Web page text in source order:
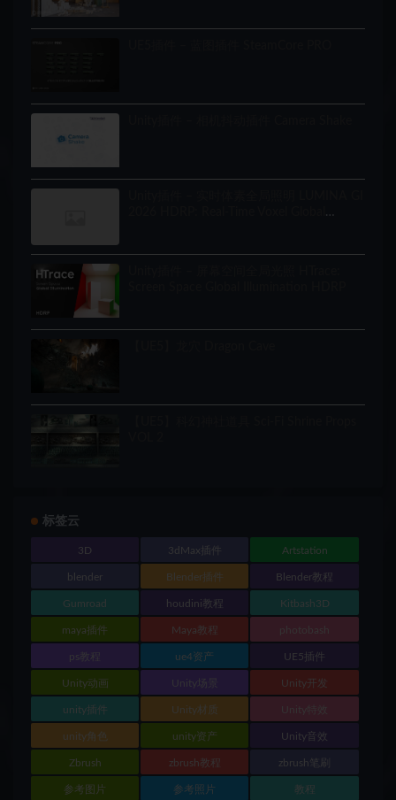
标签云
3D 3dMax插件 Artstation
blender Blender插件 Blender教程
Gumroad houdini教程 Kitbash3D
maya插件 Maya教程 photobash
ps教程 ue4资产 UE5插件
Unity动画 Unity场景 Unity开发
unity插件 Unity材质 Unity特效
unity角色 unity资产 Unity音效
Zbrush zbrush教程 zbrush笔刷
参考图片 参考照片 教程